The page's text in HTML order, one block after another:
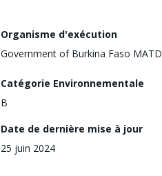
Organisme d'exécution
Government of Burkina Faso MATD
Catégorie Environnementale
B
Date de dernière mise à jour
25 juin 2024